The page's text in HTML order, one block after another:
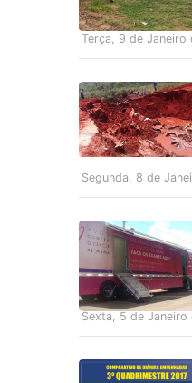
Terça, 9 de Janeiro
Segunda, 8 de
Sexta, 5 de Janeiro